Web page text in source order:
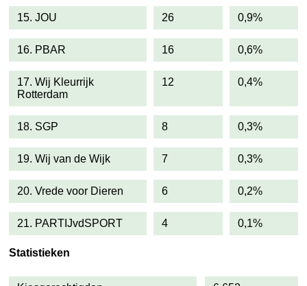
15. JOU 26 0,9%
16. PBAR 16 0,6%
17. Wij Kleurrijk
Rotterdam
12 0,4%
18. SGP 8 0,3%
19. Wij van de Wijk 7 0,3%
20. Vrede voor Dieren 6 0,2%
21. PARTIJvdSPORT 4 0,1%
Statistieken